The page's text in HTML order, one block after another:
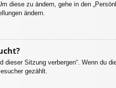
diese zu ändern, gehe in den
ändern.
Sitzung verbergen“. Wenn du
gezählt.